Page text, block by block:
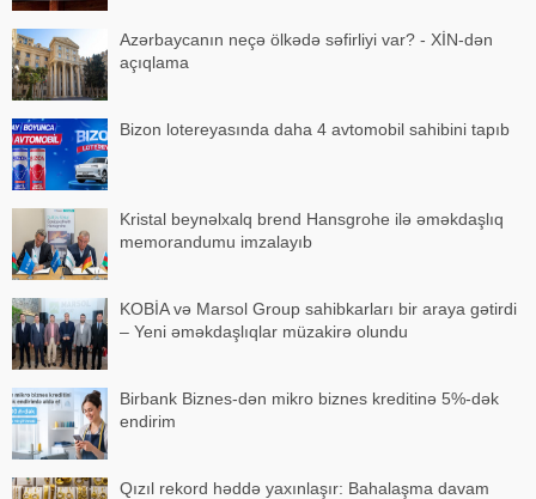
Azərbaycanın neçə ölkədə səfirliyi var? - XİN-dən
açıqlama
Bizon lotereyasında daha 4 avtomobil sahibini tapıb
Kristal beynəlxalq brend Hansgrohe ilə əməkdaşlıq
memorandumu imzalayıb
KOBİA və Marsol Group sahibkarları bir araya gətirdi
– Yeni əməkdaşlıqlar müzakirə olundu
Birbank Biznes-dən mikro biznes kreditinə 5%-dək
endirim
Qızıl rekord həddə yaxınlaşır: Bahalaşma davam